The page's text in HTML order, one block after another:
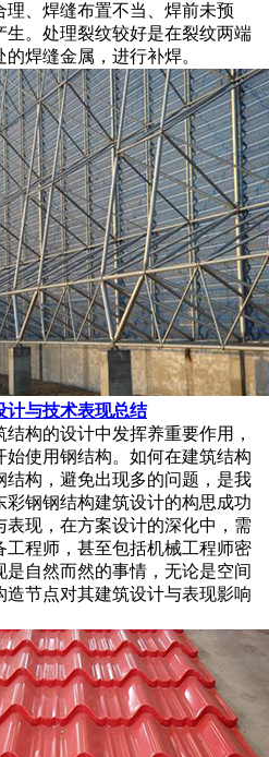
理、焊缝布置不当、焊前未预
生。处理裂纹较好是在裂纹两端
焊缝金属，进行补焊。
计与技术表现总结
构的设计中发挥养重要作用，
始使用钢结构。如何在建筑结构
结构，避免出现多的问题，是我
彩钢钢结构建筑设计的构思成功
表现，在方案设计的深化中，需
工程师，甚至包括机械工程师密
自然而然的事情，无论是空间
造节点对其建筑设计与表现影响